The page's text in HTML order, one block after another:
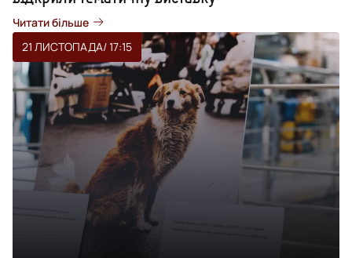
Читати більше
21 ЛИСТОПАДА/ 17:15